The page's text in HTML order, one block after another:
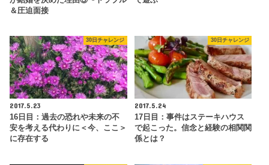
＆圧迫面接
30日チャレンジ
2017.5.23
16日目：過去の恐れや未来の不
安を考える代わりに＜今、ここ＞
に存在する
30日チャレンジ
2017.5.24
17日目：事件はステーキハウス
で起こった。信念と経験の相関関
係とは？